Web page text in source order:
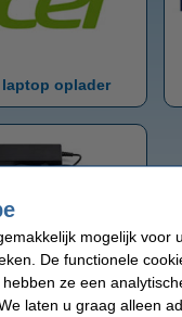
laptop oplader
mogelijk voor
De functionele
ze een
laten u graag alleen